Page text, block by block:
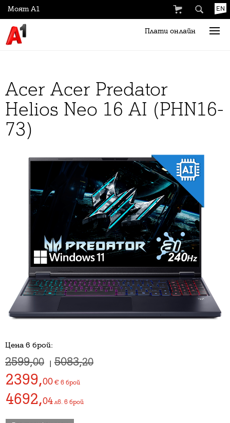
EN
Плати онлайн
Моят А1
Acer Acer Predator
Helios Neo 16 AI (PHN16-
73)
Цена в брой:
2599,00 | 5083,20
2399,00 € в брой
4692,04 лв. в брой